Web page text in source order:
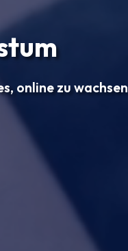
online zu wachsen